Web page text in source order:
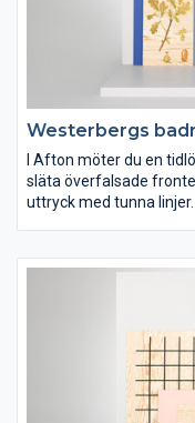
Westerbergs
I Afton möter du en
släta överfalsade
uttryck med tunna
som passar in i de